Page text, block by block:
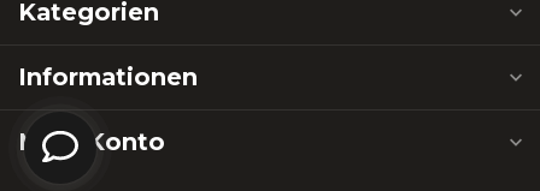
Kategorien
Informationen
Mein Konto